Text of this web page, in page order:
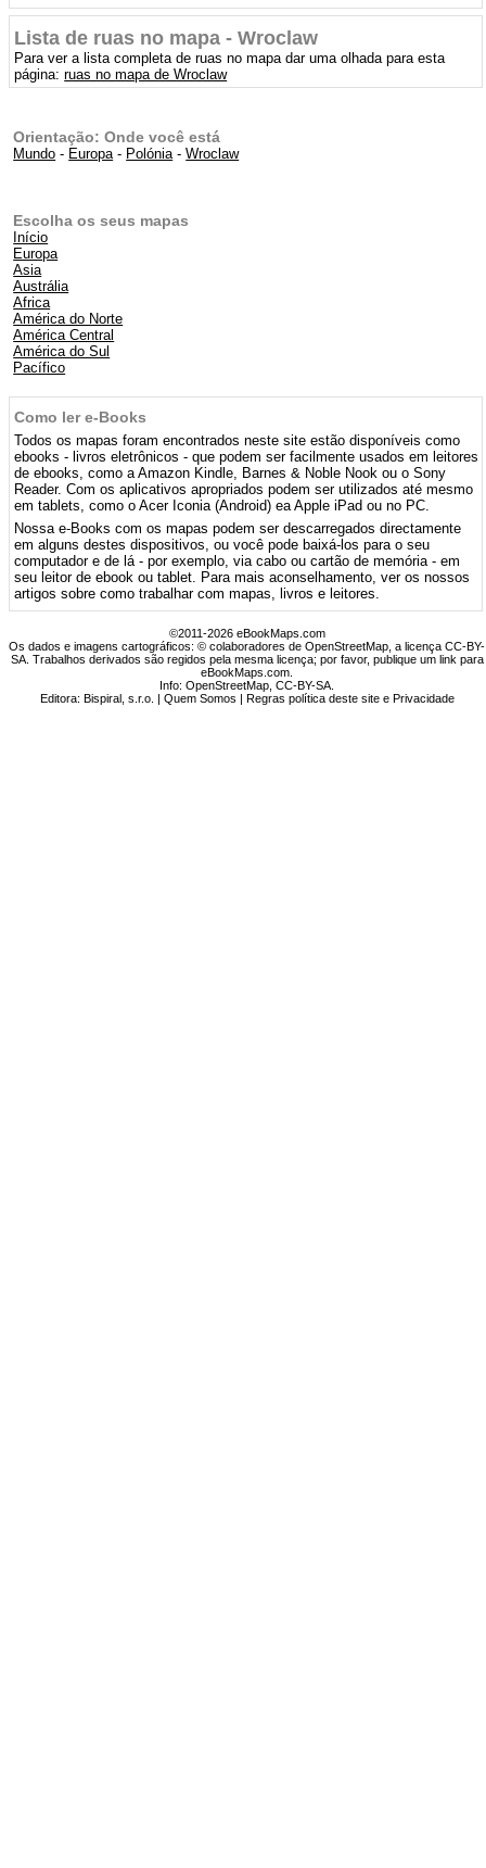
Lista de ruas no mapa - Wroclaw
Para ver a lista completa de ruas no mapa dar uma olhada para esta
página:ruas no mapa de Wroclaw
Orientação: Onde você está
Mundo - Europa- Polónia-Wroclaw
Escolha os seus mapas
Início
Europa
Asia
Austrália
Africa
América do Norte
América Central
América do Sul
Pacífico
Como ler e-Books
Todos os mapas foram encontrados neste site estão disponíveis como
ebooks - livros eletrônicos - que podem ser facilmente usados ​​em leitores
de ebooks, como a Amazon Kindle, Barnes & Noble Nook ou o Sony
Reader. Com os aplicativos apropriados podem ser utilizados até mesmo
em tablets, como o Acer Iconia (Android) ea Apple iPad ou no PC.
Nossa e-Books com os mapas podem ser descarregados directamente
em alguns destes dispositivos, ou você pode baixá-los para o seu
computador e de lá - por exemplo, via cabo ou cartão de memória - em
seu leitor de ebook ou tablet. Para mais aconselhamento, ver os nossos
artigos sobre como trabalhar com mapas, livros e leitores.
©2011-2026 eBookMaps.com
Os dados e imagens cartográficos: © colaboradores de OpenStreetMap, a licença CC-BY-
SA. Trabalhos derivados são regidos pela mesma licença; por favor, publique um link para
eBookMaps.com.
Info:OpenStreetMap ,CC-BY-SA
Editora: Bispiral, s.r.o. | Quem Somos | Regras política deste site e Privacidade